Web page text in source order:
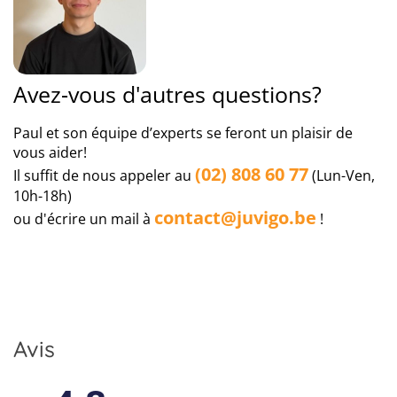
cours des dernières années.
Assurance maladie à l'étranger
Important:le voyage que vous avez décidé de faire
vos vacances en dehors de la Belgique, nous vous
recommandons notre protection 5 étoiles Premium.
Celle-ci comprend, outre les principales conditions
d’une assurance voyage, une
l'étranger.
Avez-vous d'autres questions?
Paul et son équipe d’experts se feront un plaisir de
vous aider!
Il suffit de nous appeler au (02) 808 60 77(Lun-Ven,
10h-18h)
ou d'écrire un mail à contact@juvigo.be !
Avis